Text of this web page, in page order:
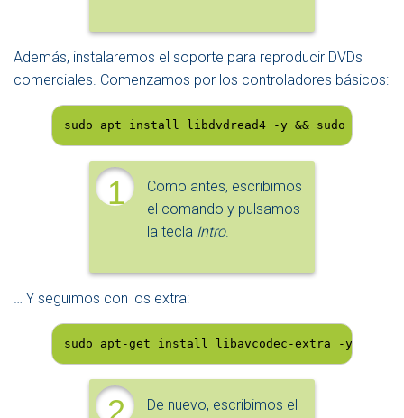
Además, instalaremos el soporte para reproducir DVDs
comerciales. Comenzamos por los controladores básicos:
sudo apt install libdvdread4 -y && sudo /usr/
1
Como antes, escribimos
el comando y pulsamos
la tecla Intro.
… Y seguimos con los extra:
sudo apt-get install libavcodec-extra -y &&
De nuevo, escribimos el